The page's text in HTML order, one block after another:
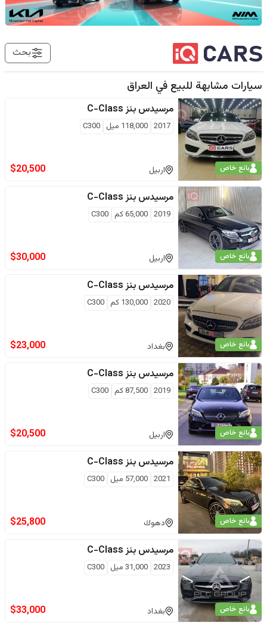
بحث
سيارات مشابهة للبيع في العراق
بائع خاص
مرسيدس بنز C-Class
2017
118,000 ميل C300
اربيل $20,500
بائع خاص
مرسيدس بنز C-Class
2019
65,000كم C300
اربيل $30,000
بائع خاص
مرسيدس بنز C-Class
2020
130,000 كم C300
بغداد $23,000
بائع خاص
مرسيدس بنز C-Class
2019
87,500كم C300
اربيل $20,500
بائع خاص
مرسيدس بنز C-Class
2021
57,000 ميل C300
دهوك $25,800
بائع خاص
مرسيدس بنز C-Class
2023
31,000 ميل C300
بغداد $33,000